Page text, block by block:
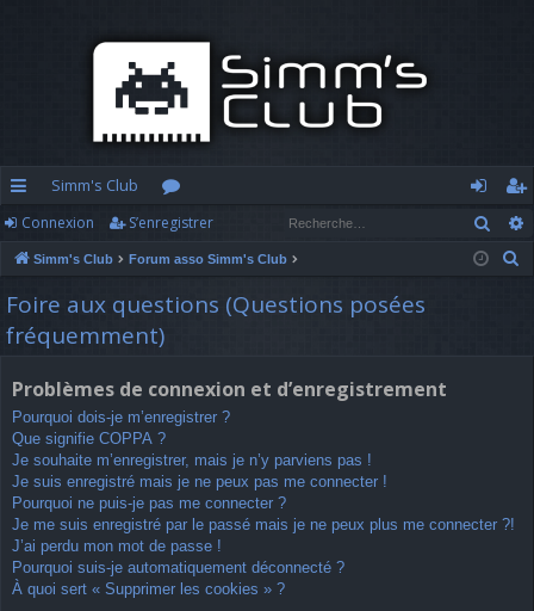
cc
ès
ra
pi
d
e
Simm's Club
or
u
m
s
o
n
’e
nr
Connexion S’enregistrer
Simm's Club Forum asso Simm's Club
Foire aux questions (Questions posées
fréquemment)
Problèmes de connexion et d’enregistrement
Pourquoi dois-je m’enregistrer ?
Que signifie COPPA ?
Je souhaite m’enregistrer, mais je n’y parviens pas !
Je suis enregistré mais je ne peux pas me connecter !
Pourquoi ne puis-je pas me connecter ?
Je me suis enregistré par le passé mais je ne peux plus me connecter ?!
J’ai perdu mon mot de passe !
Pourquoi suis-je automatiquement déconnecté ?
À quoi sert « Supprimer les cookies » ?